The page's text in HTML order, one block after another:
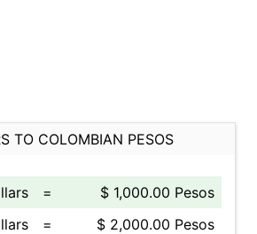
TO COLOMBIAN PESOS
=
$ 1,000.00 Pesos
=
$ 2,000.00 Pesos